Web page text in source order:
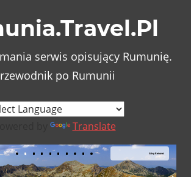
serwis opisujący Rumunię.
po Rumunii
Translate
Góry Retezat